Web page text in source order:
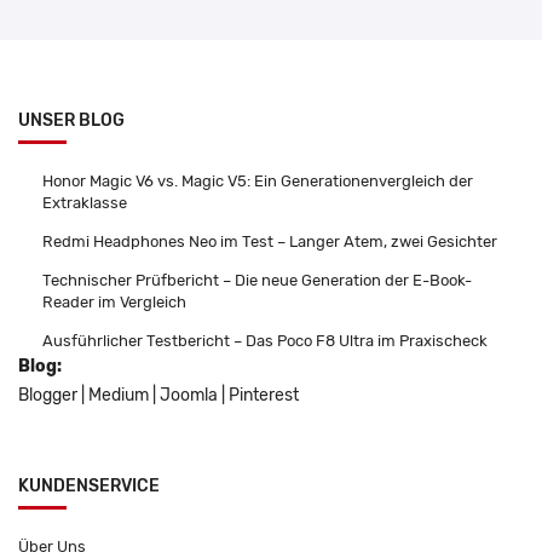
UNSER BLOG
Honor Magic V6 vs. Magic V5: Ein Generationenvergleich der
Extraklasse
Redmi Headphones Neo im Test – Langer Atem, zwei Gesichter
Technischer Prüfbericht – Die neue Generation der E-Book-
Reader im Vergleich
Ausführlicher Testbericht – Das Poco F8 Ultra im Praxischeck
Blog:
Blogger
Medium Joomla Pinterest
KUNDENSERVICE
Über Uns